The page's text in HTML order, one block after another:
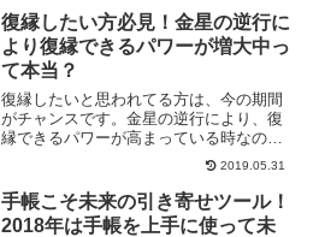
苦しくなるんだということに意識を向け
て、逃げ癖を克服して行きませんか？
復縁したい方必見！金星の逆行に
より復縁できるパワーが増大中っ
て本当？
復縁したいと思われてる方は、今の期間
がチャンスです。金星の逆行により、復
縁できるパワーが高まっている時なので
す。私たちは、星の影響を少なからず受
けながら生きています。そんな中、今の
とても大切な期間に彼との復縁に向けて
するべきことをご紹介します。
2019.05.31
手帳こそ未来の引き寄せツール！
2018年は手帳を上手に使って未